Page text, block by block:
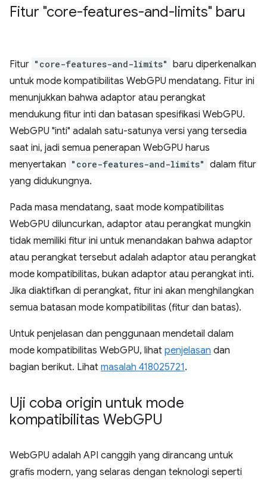
Fitur "core-features-and-limits" baru
Fitur "core-features-and-limits" baru diperkenalkan
untuk mode kompatibilitas WebGPU mendatang. Fitur ini
menunjukkan bahwa adaptor atau perangkat
mendukung fitur inti dan batasan spesifikasi WebGPU.
WebGPU "inti" adalah satu-satunya versi yang tersedia
saat ini, jadi semua penerapan WebGPU harus
menyertakan "core-features-and-limits" dalam fitur
yang didukungnya.
Pada masa mendatang, saat mode kompatibilitas
WebGPU diluncurkan, adaptor atau perangkat mungkin
tidak memiliki fitur ini untuk menandakan bahwa adaptor
atau perangkat tersebut adalah adaptor atau perangkat
mode kompatibilitas, bukan adaptor atau perangkat inti.
Jika diaktifkan di perangkat, fitur ini akan menghilangkan
semua batasan mode kompatibilitas (fitur dan batas).
Untuk penjelasan dan penggunaan mendetail dalam
mode kompatibilitas WebGPU, lihat penjelasan dan
bagian berikut. Lihat masalah 418025721.
Uji coba origin untuk mode
kompatibilitas WebGPU
WebGPU adalah API canggih yang dirancang untuk
grafis modern, yang selaras dengan teknologi seperti